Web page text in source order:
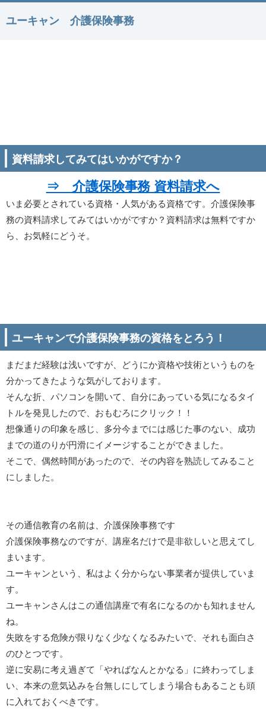
ユーキャン 介護保険事務
資料請求してみてはいかがですか？
⇒ 介護保険事務 資料請求へ
いま必要とされている資格・人気がある資格です。介護保険事
務の資料請求してみてはいかがですか？資料請求は無料ですか
ら、お気軽にどうそ。
ユーキャンで介護保険事務の資格をとろう！
まだまだ経験は浅いですが、どうにか資格や技術というものを
分かってきたような気がしております。
そんな折、パソコンを開いて、自分にあっている気になるタイ
トルを発見したので、おもむろにクリック！！
想像通りの印象を感じ、多分今までには感じた事のない、成功
までの道のりが円滑にイメージすることができました。
そこで、偶然時間があったので、その内容を熟読してみること
にしました。
その通信教育の名前は、介護保険事務です
介護保険事務なのですが、講座名だけで是非欲しいと思えてし
まいます。
ユーキャンという、私はよく分からない事業者が提供していま
す。
ユーキャンさんはこの通信講座で有名になるのかも知れません
ね。
失敗をする危険が限りなく少なくなるみたいで、それも面白さ
のひとつです。
逆に安易に考え過ぎて「やればなんとかなる」に終わってしま
い、本来の意気込みを台無しにしてしまう場合もあることも頭
に入れておくべきです。